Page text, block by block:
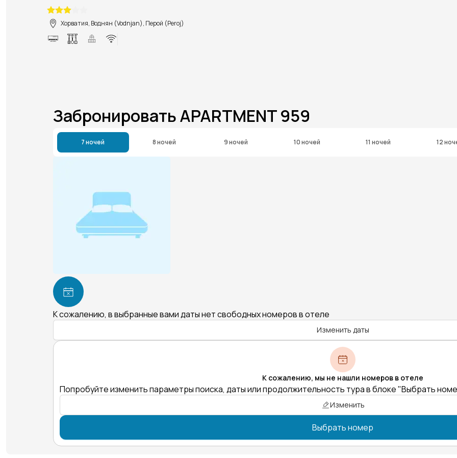
Хорватия, Воднян (Vodnjan), Перой (Peroj)
Забронировать APARTMENT 959
7 ночей 8 ночей 9 ночей 10 ночей 11 ночей 12
К сожалению, в выбранные вами даты нет свободных номеров в отеле
Изменить даты
К сожалению, мы не нашли номеров в отеле
Попробуйте изменить параметры поиска, даты или продолжительность тура в блоке "Выбрать
Изменить
Выбрать номер